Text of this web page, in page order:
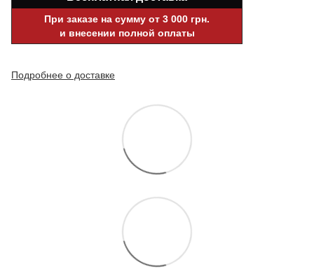
При заказе на сумму от 3 000 грн.
и внесении полной оплаты
Подробнее о доставке